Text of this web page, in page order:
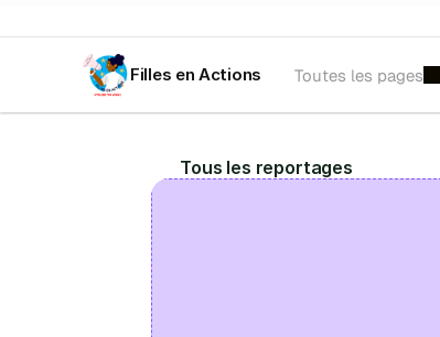
Filles en Actions Toutes les pages
Tous les reportages